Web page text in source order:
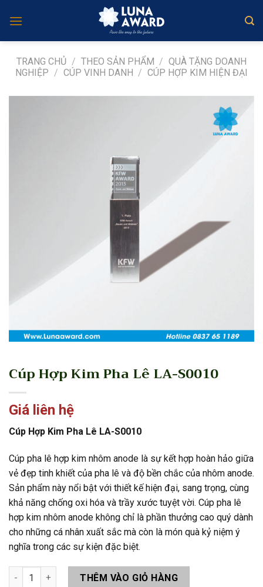
TRANG CHỦ / THEO SẢN PHẨM / QUÀ TẶNG DOANH
NGHIỆP / CÚP VINH DANH / CÚP HỢP KIM HIỆN ĐẠI
Cúp Hợp Kim Pha Lê LA-S0010
Giá liên hệ
Cúp Hợp Kim Pha Lê LA-S0010
Cúp pha lê hợp kim nhôm anode là sự kết hợp hoàn hảo giữa
vẻ đẹp tinh khiết của pha lê và độ bền chắc của nhôm anode.
Sản phẩm này nổi bật với thiết kế hiện đại, sang trọng, cùng
khả năng chống oxi hóa và trầy xước tuyệt vời. Cúp pha lê
hợp kim nhôm anode không chỉ là phần thưởng cao quý dành
cho những cá nhân xuất sắc mà còn là món quà kỷ niệm ý
nghĩa trong các sự kiện đặc biệt.
Cúp Hợp Kim Pha Lê LA-S0010 số lượng
THÊM VÀO GIỎ HÀNG